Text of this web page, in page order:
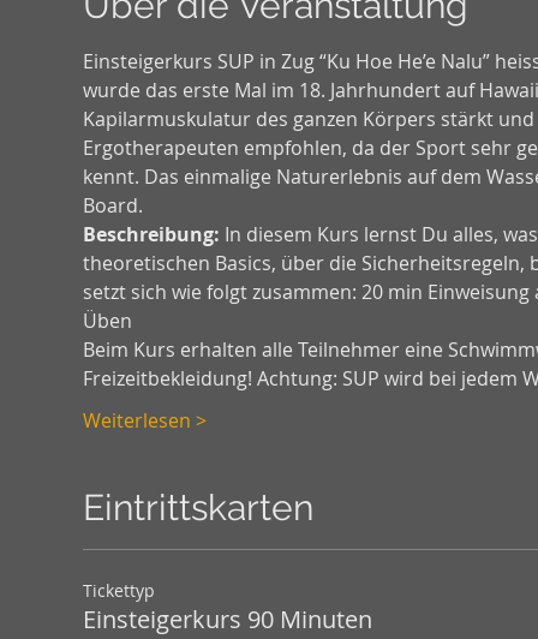
Einsteigerkurs SUP in Zug “Ku Hoe He’e Nalu”
wurde das erste Mal im 18. Jahrhundert auf
Kapilarmuskulatur des ganzen Körpers stärkt
Ergotherapeuten empfohlen, da der Sport sehr
kennt. Das einmalige Naturerlebnis auf dem
Board.
Beschreibung: In diesem Kurs lernst Du alles,
theoretischen Basics, über die Sicherheitsregeln,
setzt sich wie folgt zusammen: 20 min
Üben
Beim Kurs erhalten alle Teilnehmer eine
Freizeitbekleidung! Achtung: SUP wird bei jedem
Weiterlesen >
Eintrittskarten
Tickettyp
Einsteigerkurs 90 Minuten